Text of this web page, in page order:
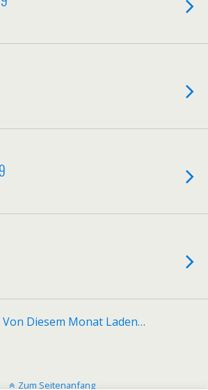
Diesem Monat Laden…
Zum Seitenanfang